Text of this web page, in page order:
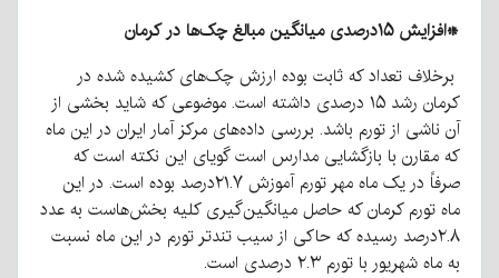
*افزایش ۱۵درصدی میانگین مبالغ چک‌‌ها در کرمان
برخلاف تعداد که ثابت بوده ارزش چک‌های کشیده شده در
کرمان رشد ۱۵ درصدی داشته است. موضوعی که شاید بخشی از
آن ناشی از تورم باشد. بررسی داده‌های مرکز آمار ایران در این ماه
که مقارن با بازگشایی مدارس است گویای این نکته است که
صرفاً در یک ماه مهر تورم آموزش ۲۱.۷درصد بوده است. در این
ماه تورم کرمان که حاصل میانگین‌گیری کلیه بخش‌هاست به عدد
۲.۸درصد رسیده که حاکی از سیب تندتر تورم در این ماه نسبت
به ماه شهریور با تورم ۲.۳ درصدی است.